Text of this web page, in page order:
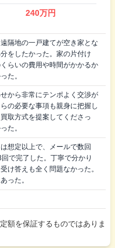
240万円
隔地の一戸建てが空き家とな
をしたかった。家の片付け
らいの費用や時間がかかるか
た。
から非常にテンポよく交渉が
の必要な事項も親身に把握し
取方式を提案してくださっ
た。
想定以上で、メールで数回
で完了した。丁寧で分かり
け答えも全く問題なかった。
った。
額を保証するものではありま